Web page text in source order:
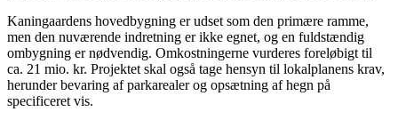
Kaningaardens hovedbygning er udset som den primære ramme,
men den nuværende indretning er ikke egnet, og en fuldstændig
ombygning er nødvendig. Omkostningerne vurderes foreløbigt til
ca. 21 mio. kr. Projektet skal også tage hensyn til lokalplanens krav,
herunder bevaring af parkarealer og opsætning af hegn på
specificeret vis.